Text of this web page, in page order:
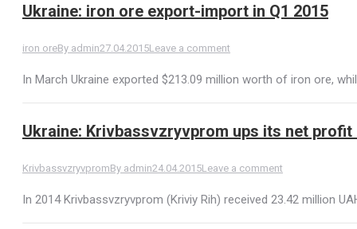
Ukraine: iron ore export-import in Q1 2015
iron oreBy admin27.04.2015Leave a comment
In March Ukraine exported $213.09 million worth of iron ore,
Ukraine: Krivbassvzryvprom ups its net profit
KrivbassvzryvpromBy admin24.04.2015Leave a comment
In 2014 Krivbassvzryvprom (Kriviy Rih) received 23.42 million